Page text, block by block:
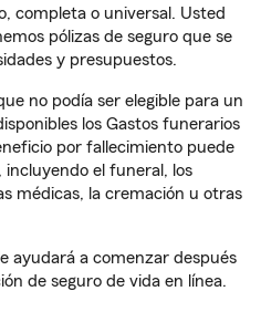
completa o universal. Usted
pólizas de seguro que se
y presupuestos.
no podía ser elegible para un
los Gastos funerarios
por fallecimiento puede
incluyendo el funeral, los
médicas, la cremación u otras
ayudará a comenzar después
de seguro de vida en línea.